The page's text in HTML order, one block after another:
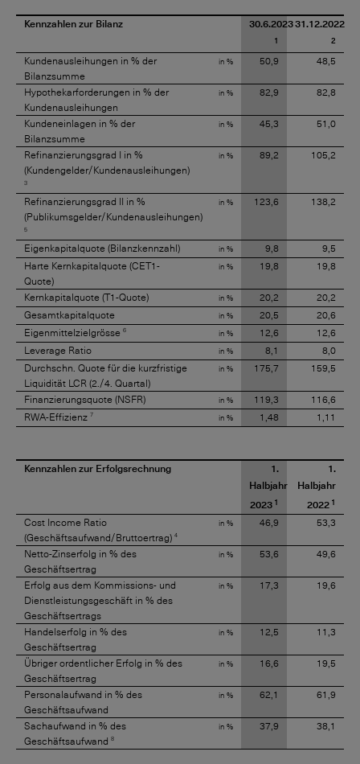
Kennzahlen zur Bilanz 30.6.2023
1
31.12.2022
2
Kundenausleihungen in % der
Bilanzsumme
in % 50,9 48,5
Hypothekarforderungen in % der
Kundenausleihungen
in % 82,9 82,8
Kundeneinlagen in % der
Bilanzsumme
in % 45,3 51,0
Refinanzierungsgrad I in %
(Kundengelder/Kundenausleihungen)
3
in % 89,2 105,2
Refinanzierungsgrad II in %
(Publikumsgelder/Kundenausleihungen)
5
in % 123,6 138,2
Eigenkapitalquote (Bilanzkennzahl) in % 9,8
9,5
Harte Kernkapitalquote (CET1-
Quote)
in % 19,8 19,8
Kernkapitalquote (T1-Quote) in % 20,2
20,2
Gesamtkapitalquote
in % 20,5
20,6
Eigenmittelzielgrösse 6 in % 12,6
12,6
Leverage Ratio
in % 8,1
8,0
Durchschn. Quote für die kurzfristige
Liquidität LCR (2./4. Quartal)
in % 175,7 159,5
Finanzierungsquote (NSFR) in % 119,3
116,6
RWA-Effizienz 7 in % 1,48 1,11
Kennzahlen zur Erfolgsrechnung
1.
Halbjahr
2023 1
1.
Halbjahr
2022 1
Cost Income Ratio
(Geschäftsaufwand/Bruttoertrag) 4
in % 46,9 53,3
Netto-Zinserfolg in % des
Geschäftsertrag
in % 53,6 49,6
Erfolg aus dem Kommissions- und
Dienstleistungsgeschäft in % des
Geschäftsertrags
in % 17,3 19,6
Handelserfolg in % des
Geschäftsertrag
in % 12,5 11,3
Übriger ordentlicher Erfolg in % des
Geschäftsertrag
in % 16,6 19,5
Personalaufwand in % des
Geschäftsaufwand
in % 62,1 61,9
Sachaufwand in % des
Geschäftsaufwand 8
in % 37,9 38,1